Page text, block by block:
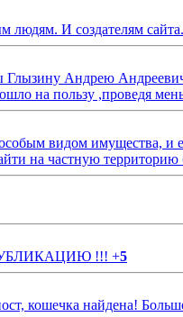
людям. И создателям сайта.
Андрею
на пользу ,проведя
видом имущества, и
на частную территорию
!!! +5
кошечка найдена!